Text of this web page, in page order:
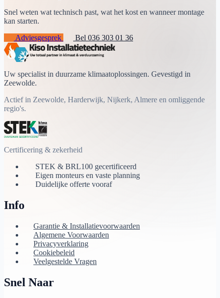
Snel weten wat technisch past, wat het kost en wanneer montage
kan starten.
Adviesgesprek
Bel 036 303 01 36
Uw specialist in duurzame klimaatoplossingen. Gevestigd in
Zeewolde.
Actief in Zeewolde, Harderwijk, Nijkerk, Almere en omliggende
regio's.
Certificering & zekerheid
STEK & BRL100 gecertificeerd
Eigen monteurs en vaste planning
Duidelijke offerte vooraf
Info
Garantie & Installatievoorwaarden
Algemene Voorwaarden
Privacyverklaring
Cookiebeleid
Veelgestelde Vragen
Snel Naar